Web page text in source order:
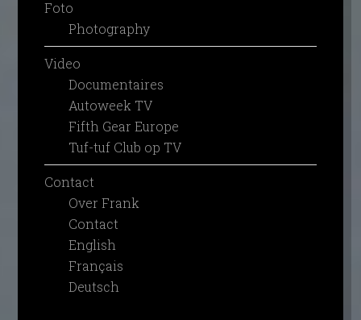
Foto
Photography
Video
Documentaires
Autoweek TV
Fifth Gear Europe
Tuf-tuf Club op TV
Contact
Over Frank
Contact
English
Français
Deutsch